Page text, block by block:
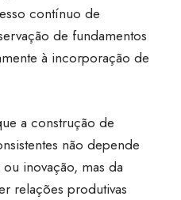
contínuo de
de fundamentos
à incorporação de
a construção de
não depende
inovação, mas da
relações produtivas